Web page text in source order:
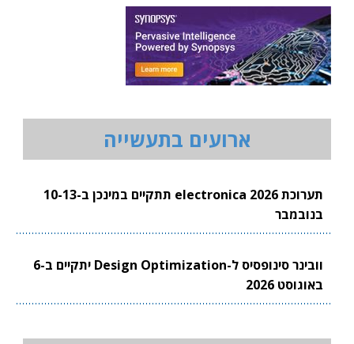
ארועים בתעשייה
תערוכת electronica 2026 תתקיים במינכן ב-10-13
בנובמבר
וובינר סינופסיס ל-Design Optimization יתקיים ב-6
באוגוסט 2026